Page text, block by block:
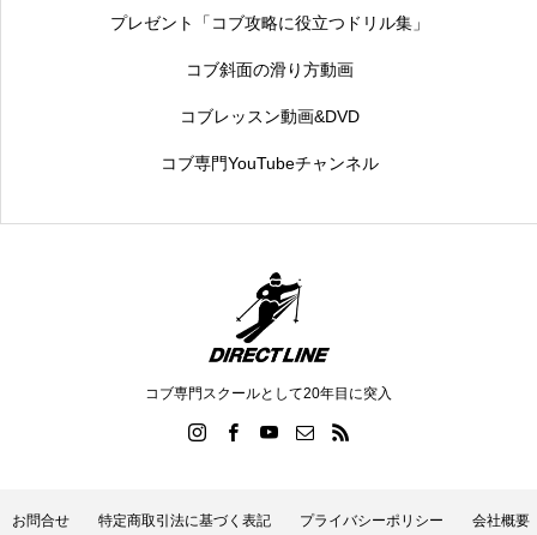
プレゼント「コブ攻略に役立つドリル集」
コブ斜面の滑り方動画
コブレッスン動画&DVD
コブ専門YouTubeチャンネル
コブ専門スクールとして20年目に突入
お問合せ 特定商取引法に基づく表記 プライバシーポリシー 会社概要